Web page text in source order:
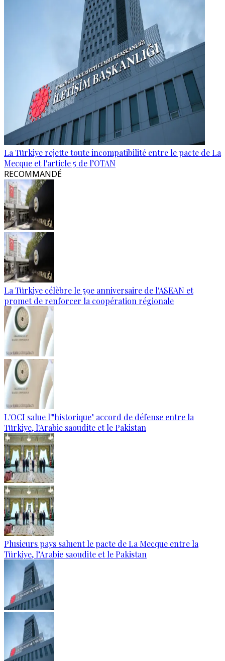
La Türkiye rejette toute incompatibilité entre le pacte de La
Mecque et l'article 5 de l’OTAN
RECOMMANDÉ
La Türkiye célèbre le 59e anniversaire de l'ASEAN et
promet de renforcer la coopération régionale
L'OCI salue l'"historique" accord de défense entre la
Türkiye, l'Arabie saoudite et le Pakistan
Plusieurs pays saluent le pacte de La Mecque entre la
Türkiye, l’Arabie saoudite et le Pakistan